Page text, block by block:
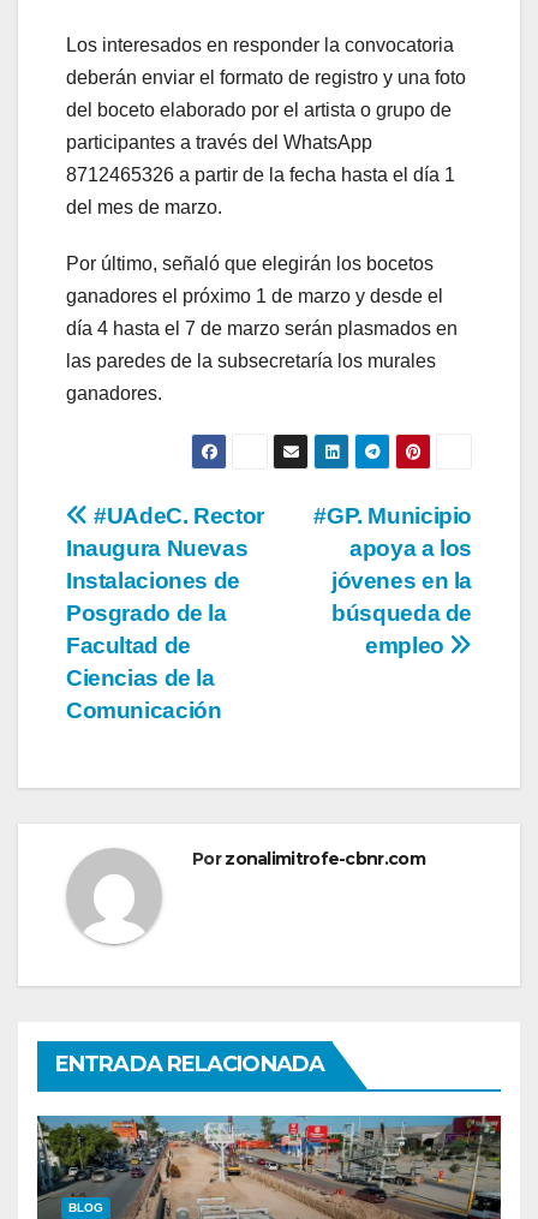
Los interesados en responder la convocatoria
deberán enviar el formato de registro y una foto
del boceto elaborado por el artista o grupo de
participantes a través del WhatsApp
8712465326 a partir de la fecha hasta el día 1
del mes de marzo.
Por último, señaló que elegirán los bocetos
ganadores el próximo 1 de marzo y desde el
día 4 hasta el 7 de marzo serán plasmados en
las paredes de la subsecretaría los murales
ganadores.
Navegación
de
entradas
#GP. Municipio
apoya a los
jóvenes en la
búsqueda de
empleo
#UAdeC. Rector
Inaugura Nuevas
Instalaciones de
Posgrado de la
Facultad de
Ciencias de la
Comunicación
Porzonalimitrofe-cbnr.com
ENTRADA RELACIONADA
BLOG